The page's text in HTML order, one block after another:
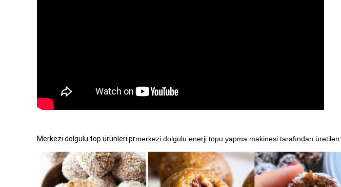
Merkezi dolgulu top ürünleri prmerkezi dolgulu enerji topu yapma makinesi tarafından üretilen: